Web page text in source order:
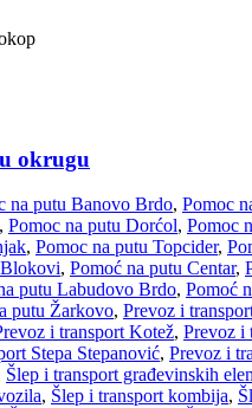
okrugu
na putu Banovo Brdo, Pomoc
, Pomoc na putu Dorćol, Pomoc
, Pomoc na putu Topcider,
, Pomoć na putu Centar,
putu Labudovo Brdo, Pomoć
putu Žarkovo, Prevoz i
i transport Kotež, Prevoz i
Stepa Stepanović, Prevoz i
Šlep i transport građevinskih
, Šlep i transport kombija,